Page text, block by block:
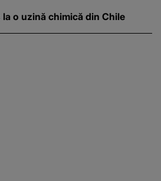
la o uzină chimică din Chile